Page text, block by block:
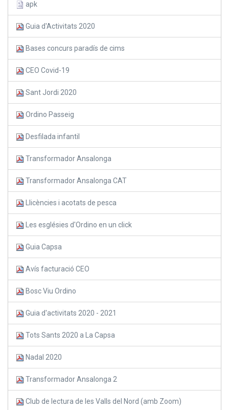
apk
Guia d'Activitats 2020
Bases concurs paradís de cims
CEO Covid-19
Sant Jordi 2020
Ordino Passeig
Desfilada infantil
Transformador Ansalonga
Transformador Ansalonga CAT
Llicències i acotats de pesca
Les esglésies d'Ordino en un click
Guia Capsa
Avís facturació CEO
Bosc Viu Ordino
Guia d'activitats 2020 - 2021
Tots Sants 2020 a La Capsa
Nadal 2020
Transformador Ansalonga 2
Club de lectura de les Valls del Nord (amb Zoom)